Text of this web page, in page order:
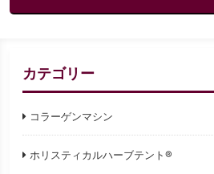
カテゴリー
コラーゲンマシン
ホリスティカルハーブテント®